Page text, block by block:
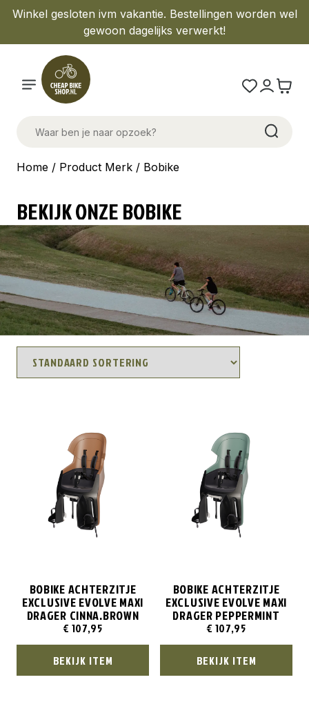
Winkel gesloten ivm vakantie. Bestellingen worden wel
gewoon dagelijks verwerkt!
Home / Product Merk / Bobike
BEKIJK ONZE BOBIKE
BOBIKE ACHTERZITJE
EXCLUSIVE EVOLVE MAXI
DRAGER CINNA.BROWN
€ 107,95
BEKIJK ITEM
BOBIKE ACHTERZITJE
EXCLUSIVE EVOLVE MAXI
DRAGER PEPPERMINT
€ 107,95
BEKIJK ITEM